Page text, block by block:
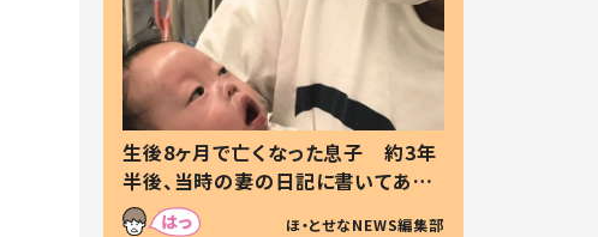
生後8ヶ月で亡くなった息子 約3年
半後、当時の妻の日記に書いてあっ
た本音とは
ほ・とせなNEWS編集部